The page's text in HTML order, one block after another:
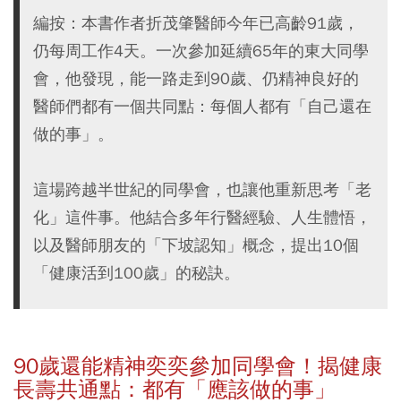
編按：本書作者折茂肇醫師今年已高齡91歲，
仍每周工作4天。一次參加延續65年的東大同學
會，他發現，能一路走到90歲、仍精神良好的
醫師們都有一個共同點：每個人都有「自己還在
做的事」。
這場跨越半世紀的同學會，也讓他重新思考「老
化」這件事。他結合多年行醫經驗、人生體悟，
以及醫師朋友的「下坡認知」概念，提出10個
「健康活到100歲」的秘訣。
90歲還能精神奕奕參加同學會！揭健康
長壽共通點：都有「應該做的事」